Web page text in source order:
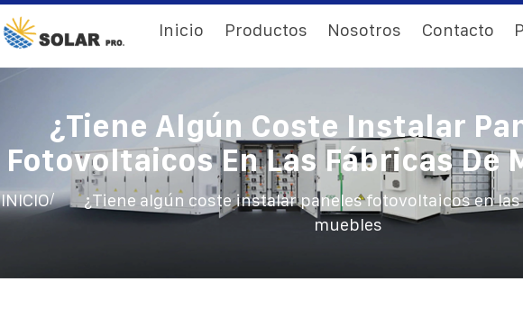
Inicio Productos Nosotros Contacto
¿Tiene Algún Coste Instalar
Fotovoltaicos En Las Fábricas De
INICIO/
¿Tiene algún coste instalar paneles fotovoltaicos en
muebles